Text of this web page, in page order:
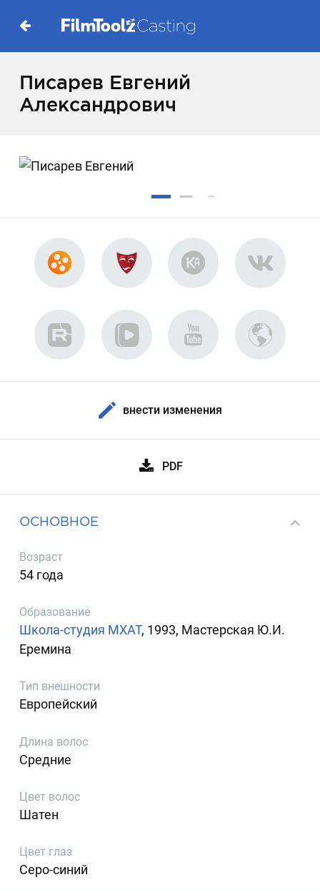
Писарев Евгений
Александрович
внести изменения
PDF
ОСНОВНОЕ
Возраст
54 года
Образование
Школа-студия МХАТ, 1993, Мастерская Ю.И.
Еремина
Тип внешности
Европейский
Длина волос
Средние
Цвет волос
Шатен
Цвет глаз
Серо-синий